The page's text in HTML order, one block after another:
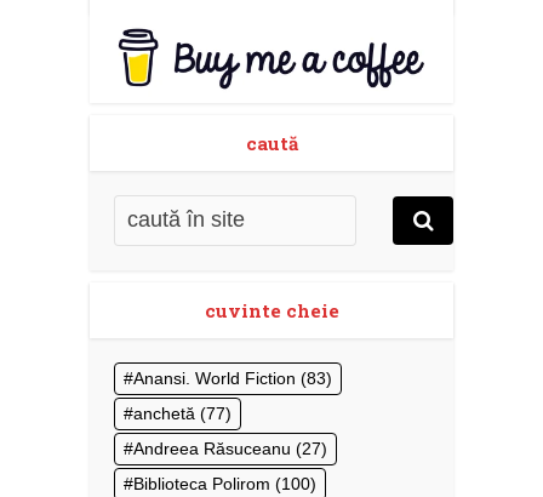
caută
cuvinte cheie
Anansi. World Fiction (83)
anchetă (77)
Andreea Răsuceanu (27)
Biblioteca Polirom (100)